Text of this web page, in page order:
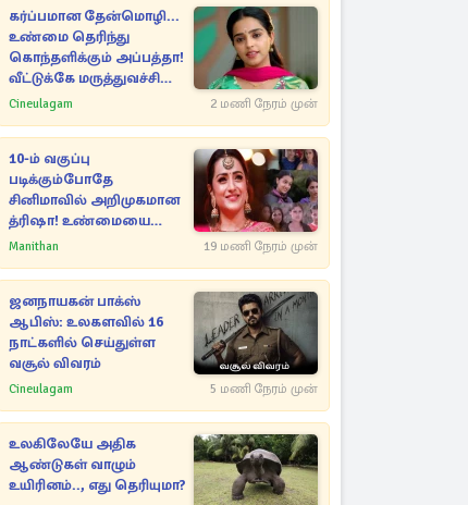
கர்ப்பமான தேன்மொழி...
உண்மை தெரிந்து
கொந்தளிக்கும் அப்பத்தா!
வீட்டுக்கே மருத்துவச்சியை
வரவழைத்த அதிரடி
Cineulagam 2 மணி நேரம் முன்
10-ம் வகுப்பு
படிக்கும்போதே
சினிமாவில் அறிமுகமான
த்ரிஷா! உண்மையை
பகிர்ந்த இயக்குநர் பிரவீன்
Manithan 19 மணி நேரம் முன்
ஜனநாயகன் பாக்ஸ்
ஆபிஸ்: உலகளவில் 16
நாட்களில் செய்துள்ள
வசூல் விவரம்
Cineulagam 5 மணி நேரம் முன்
உலகிலேயே அதிக
ஆண்டுகள் வாழும்
உயிரினம்.., எது தெரியுமா?